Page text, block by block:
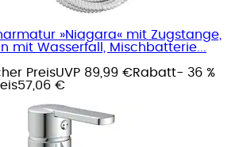
»Niagara« mit Zugstange,
mit Wasserfall, Mischbatterie...
PreisUVP 89,99 €Rabatt- 36 %
57,06 €